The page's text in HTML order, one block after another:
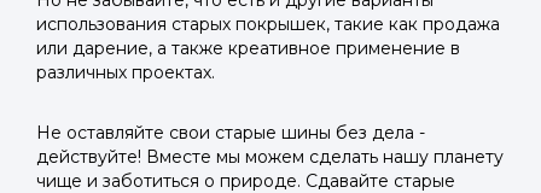
использования старых покрышек, такие как продажа
или дарение, а также креативное применение в
различных проектах.
Не оставляйте свои старые шины без дела -
действуйте! Вместе мы можем сделать нашу планету
чище и заботиться о природе. Сдавайте старые